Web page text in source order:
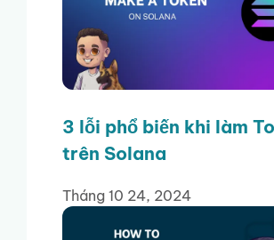
3 lỗi phổ biến khi làm
trên Solana
Tháng 10 24, 2024